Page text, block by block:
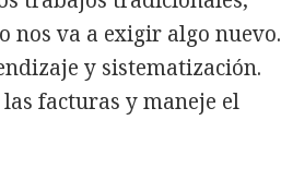
nos va a exigir algo nuevo.
y sistematización.
facturas y maneje el